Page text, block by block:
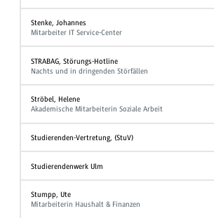
Stenke, Johannes
Mitarbeiter IT Service-Center
STRABAG, Störungs-Hotline
Nachts und in dringenden Störfällen
Ströbel, Helene
Akademische Mitarbeiterin Soziale Arbeit
Studierenden-Vertretung, (StuV)
Studierendenwerk Ulm
Stumpp, Ute
Mitarbeiterin Haushalt & Finanzen